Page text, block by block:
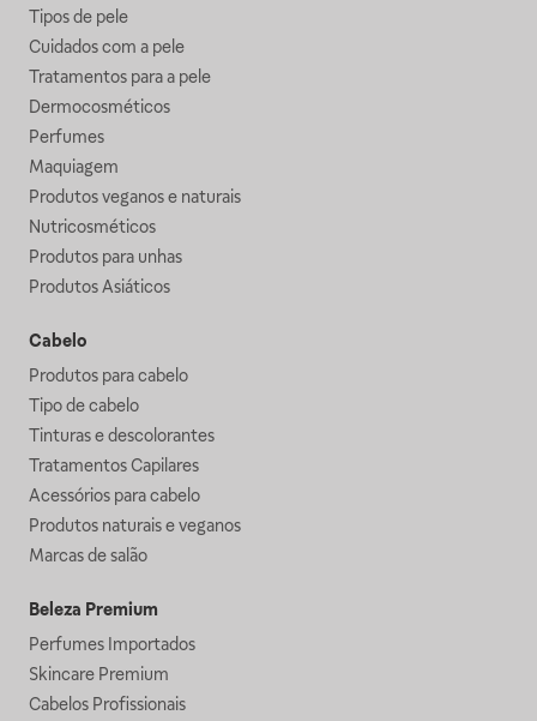
Tipos de pele
Cuidados com a pele
Tratamentos para a pele
Dermocosméticos
Perfumes
Maquiagem
Produtos veganos e naturais
Nutricosméticos
Produtos para unhas
Produtos Asiáticos
Cabelo
Produtos para cabelo
Tipo de cabelo
Tinturas e descolorantes
Tratamentos Capilares
Acessórios para cabelo
Produtos naturais e veganos
Marcas de salão
Beleza Premium
Perfumes Importados
Skincare Premium
Cabelos Profissionais